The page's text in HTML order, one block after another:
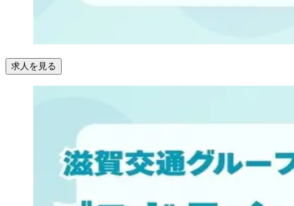
求人を見る